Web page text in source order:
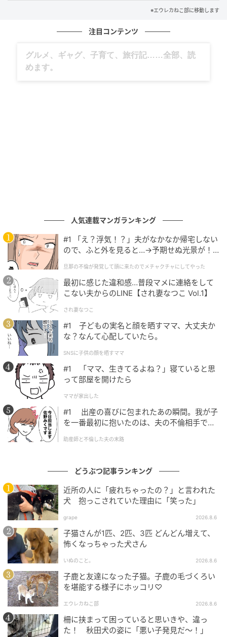
※エウレカねこ部に移動します
注目コンテンツ
グルメ、ギャグ、子育て、旅行記……全部、読
めます。
人気連載マンガランキング
#1 「え？浮気！？」夫がなかなか帰宅しない
ので、ふと外を見ると…→予期せぬ光景が！
クチャにしてやった
旦那の不倫が発覚して頭に来たのでメチャクチャにしてやった
最初に感じた違和感…普段マメに連絡をして
こない夫からのLINE【され妻なつこ Vol.1】
され妻なつこ
#1 子どもの実名と顔を晒すママ、大丈夫か
な？なんて心配していたら。
SNSに子供の顔を晒すママ
#1 「ママ、生きてるよね？」寝ていると思
って部屋を開けたら
ママが家出した
#1 出産の喜びに包まれたあの瞬間。我が子
を一番最初に抱いたのは、夫の不倫相手でし
助産師と不倫した夫の末路
どうぶつ記事ランキング
近所の人に「疲れちゃったの？」と言われた
犬 抱っこされていた理由に「笑った」
grape 2026.8.6
子猫さんが1匹、2匹、3匹 どんどん増えて、
怖くなっちゃった犬さん
いぬのこと。 2026.8.6
子鹿と友達になった子猫。子鹿の毛づくろい
を堪能する様子にホッコリ♡
エウレカねこ部 2026.8.6
柵に挟まって困っていると思いきや、違っ
た！ 秋田犬の姿に「悪い子発見だ～！」